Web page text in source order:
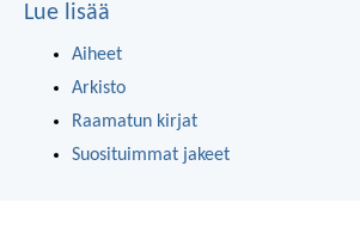
Lue lisää
Aiheet
Arkisto
Raamatun kirjat
Suosituimmat jakeet